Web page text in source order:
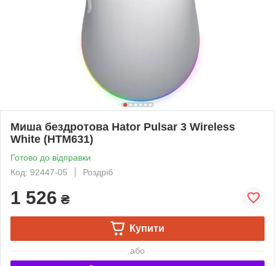
Миша бездротова Hator Pulsar 3 Wireless
White (HTM631)
Готово до відправки
Код: 92447-05
Роздріб
1 526 ₴
Купити
або